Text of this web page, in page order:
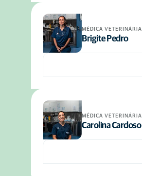
MÉDICA VETERINÁRIA
Brigite Pedro
MÉDICA VETERINÁRIA
Carolina Cardoso